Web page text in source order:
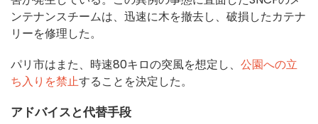
ンテナンスチームは、迅速に木を撤去し、破損したカテナ
リーを修理した。
パリ市はまた、時速80キロの突風を想定し、 公園への立
ち入りを禁止することを決定した。
アドバイスと代替手段